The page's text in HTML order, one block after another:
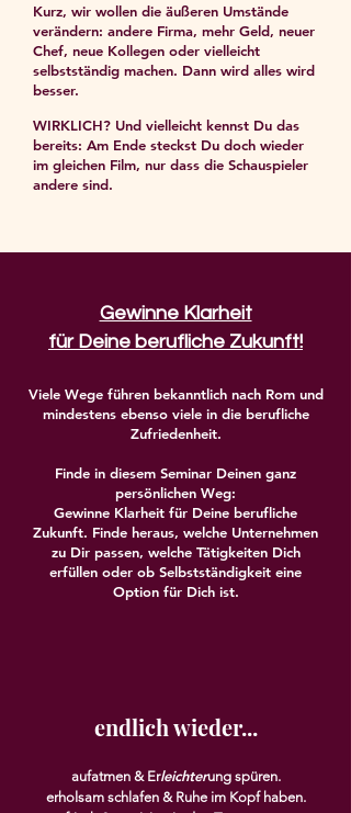
Kurz, wir wollen die äußeren Umstände
verändern: andere Firma, mehr Geld, neuer
Chef, neue Kollegen oder vielleicht
selbstständig machen. Dann wird alles wird
besser.
WIRKLICH? Und vielleicht kennst Du das
bereits: Am Ende steckst Du doch wieder
im gleichen Film, nur dass die Schauspieler
andere sind.
Gewinne Klarheit
für Deine berufliche Zukunft!
Viele Wege führen bekanntlich nach Rom und
mindestens ebenso viele in die berufliche
Zufriedenheit.
Finde in diesem Seminar Deinen ganz
persönlichen Weg:
Gewinne Klarheit für Deine berufliche
Zukunft. Finde heraus, welche Unternehmen
zu Dir passen, welche Tätigkeiten Dich
erfüllen oder ob Selbstständigkeit eine
Option für Dich ist.
endlich wieder...
aufatmen & Erleichterung spüren.
erholsam schlafen & Ruhe im Kopf haben.